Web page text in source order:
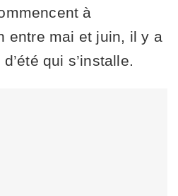
à
entre mai et juin, il y a
qui s’installe.